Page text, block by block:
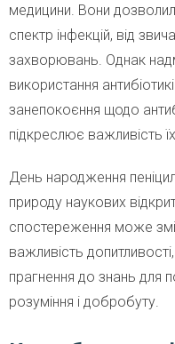
медицини. Вони
спектр інфекцій, від
захворювань. Однак
використання
занепокоєння щодо
підкреслює важливість
День народження
природу наукових
спостереження може
важливість
прагнення до знань для
розуміння і добробуту.